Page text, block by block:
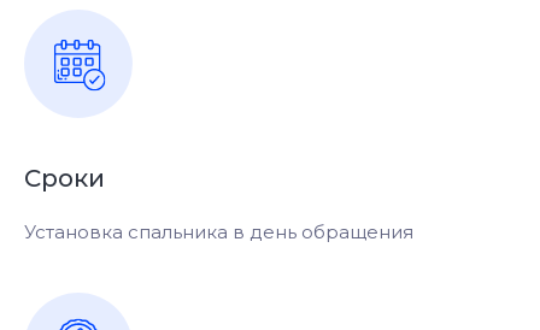
Сроки
Установка спальника в день обращения